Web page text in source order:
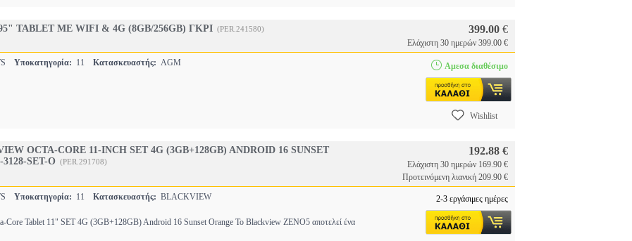
TABLET ΜΕ WIFI & 4G (8GB/256GB) ΓΚΡΙ (PER.241580) 399.00 €
Ελάχιστη 30 ημερών 399.00 €
Υποκατηγορία: 11 Κατασκευαστής: AGM Αμεσα διαθέσιμο
Wishlist
OCTA-CORE 11-INCH SET 4G (3GB+128GB) ANDROID 16 SUNSET
SET-O (PER.291708)
192.88 €
Ελάχιστη 30 ημερών 169.90 €
Προτεινόμενη λιανική 209.90 €
Υποκατηγορία: 11 Κατασκευαστής: BLACKVIEW
Core Tablet 11" SET 4G (3GB+128GB) Android 16 Sunset Orange Το Blackview ZENO5 αποτελεί ένα
2-3 εργάσιμες ημέρες